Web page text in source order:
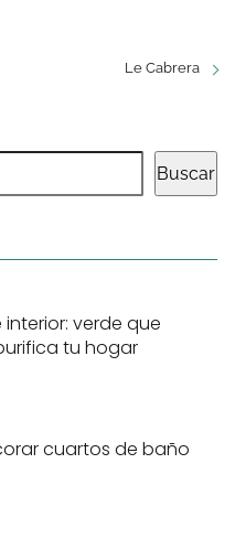
Le Cabrera
Buscar
verde que
tu hogar
cuartos de baño